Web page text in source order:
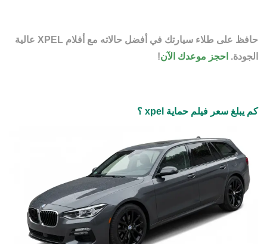
حافظ على طلاء سيارتك في أفضل حالاته مع أفلام XPEL عالية
الجودة. احجز موعدك الآن!
كم يبلغ سعر فيلم حماية xpel ؟